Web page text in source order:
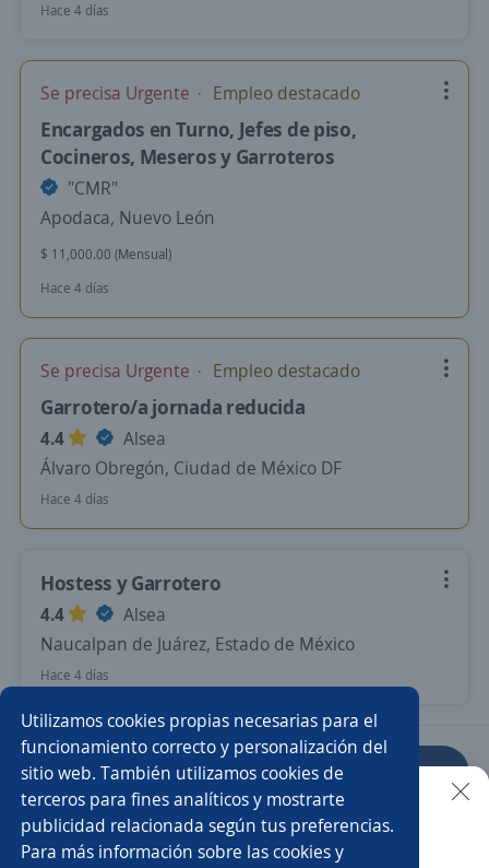
Utilizamos cookies propias necesarias para el
funcionamiento correcto y personalización del
sitio web. También utilizamos cookies de
terceros para fines analíticos y mostrarte
publicidad relacionada según tus preferencias.
Para más información sobre las cookies y
Hace 4 días
Se precisa Urgente Empleo destacado
Encargados en Turno, Jefes de piso,
Cocineros, Meseros y Garroteros
"CMR"
Apodaca, Nuevo León
$ 11,000.00 (Mensual)
Hace 4 días
Se precisa Urgente Empleo destacado
Garrotero/a jornada reducida
4.4
Alsea
Álvaro Obregón, Ciudad de México DF
Hace 4 días
Hostess y Garrotero
4.4
Alsea
Naucalpan de Juárez, Estado de México
Hace 4 días
Anterior Siguiente
Nuevas ofertas de empleo
Buscar es más fácil en la app